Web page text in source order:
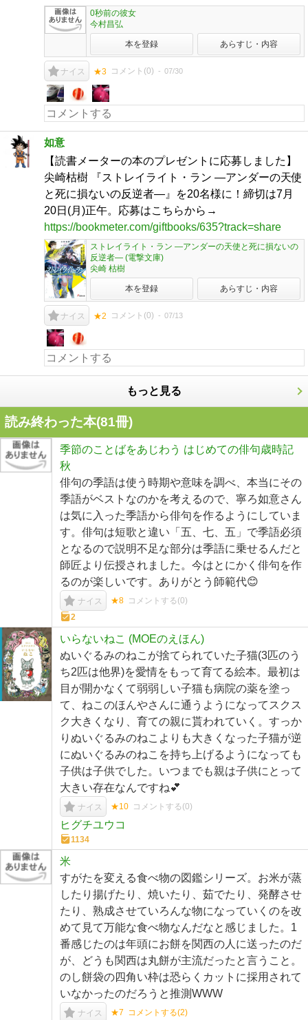
0秒前の彼女
今村昌弘
本を登録 あらすじ・内容
ナイス ★3 コメント(0) 07/30
如意
【読書メーターの本のプレゼントに応募しました】
尖崎枯樹 『ストレイライト・ラン ―アンダーの天使
と死に損ないの反逆者―』を20名様に！締切は7月
20日(月)正午。応募はこちらから→
https://bookmeter.com/giftbooks/635?track=share
ストレイライト・ラン ―アンダーの天使と死に損ないの
反逆者― (電撃文庫)
尖崎 枯樹
本を登録 あらすじ・内容
ナイス ★2 コメント(0) 07/13
もっと見る
読み終わった本(81冊)
季節のことばをあじわう はじめての俳句歳時記
秋
俳句の季語は使う時期や意味を調べ、本当にその
季語がベストなのかを考えるので、寧ろ如意さん
は気に入った季語から俳句を作るようにしていま
す。俳句は短歌と違い「五、七、五」で季語必須
となるので説明不足な部分は季語に乗せるんだと
師匠より伝授されました。今はとにかく俳句を作
るのが楽しいです。ありがとう師範代😊
ナイス ★8 コメントする(0)
2
いらないねこ (MOEのえほん)
ぬいぐるみのねこが捨てられていた子猫(3匹のう
ち2匹は他界)を愛情をもって育てる絵本。最初は
目が開かなくて弱弱しい子猫も病院の薬を塗っ
て、ねこのほんやさんに通うようになってスクス
ク大きくなり、育ての親に貰われていく。すっか
りぬいぐるみのねこよりも大きくなった子猫が逆
にぬいぐるみのねこを持ち上げるようになっても
子供は子供でした。いつまでも親は子供にとって
大きい存在なんですね💕︎
ナイス ★10 コメントする(0)
ヒグチユウコ
1134
米
すがたを変える食べ物の図鑑シリーズ。お米が蒸
したり揚げたり、焼いたり、茹でたり、発酵させ
たり、熟成させていろんな物になっていくのを改
めて見て万能な食べ物なんだなと感じました。1
番感じたのは年頭にお餅を関西の人に送ったのだ
が、どうも関西は丸餅が主流だったと言うこと。
のし餅袋の四角い枠は恐らくカットに採用されて
いなかったのだろうと推測WWW
ナイス ★7 コメントする(2)